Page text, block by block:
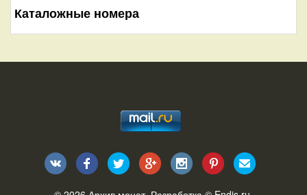
Каталожные номера